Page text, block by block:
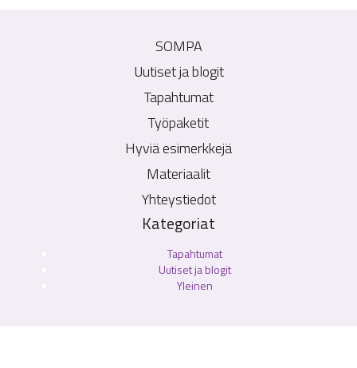
SOMPA
Uutiset ja blogit
Tapahtumat
Työpaketit
Hyviä esimerkkejä
Materiaalit
Yhteystiedot
Kategoriat
Tapahtumat
Uutiset ja blogit
Yleinen